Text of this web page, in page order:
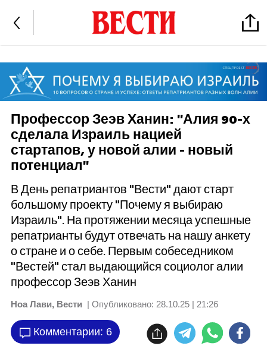
Профессор Зеэв Ханин: "Алия 90-х
сделала Израиль нацией
стартапов, у новой алии - новый
потенциал"
В День репатриантов "Вести" дают старт
большому проекту "Почему я выбираю
Израиль". На протяжении месяца успешные
репатрианты будут отвечать на нашу анкету
о стране и о себе. Первым собеседником
"Вестей" стал выдающийся социолог алии
профессор Зеэв Ханин
Ноа Лави, Вести | Опубликовано: 28.10.25 | 21:26
Комментарии: 6